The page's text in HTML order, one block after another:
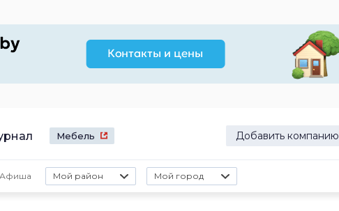
Мебель Добавить компанию
Афиша Мой район Мой город